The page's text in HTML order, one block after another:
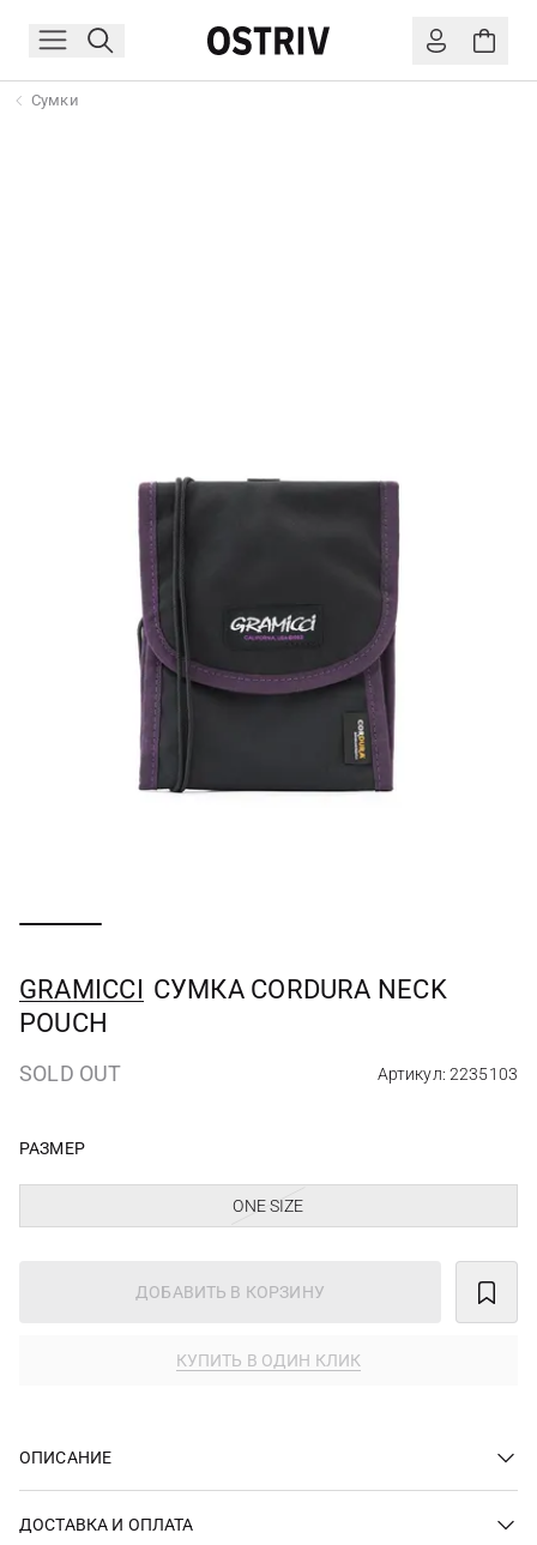
Сумки
GRAMICCI СУМКА CORDURA NECK
POUCH
SOLD OUT Артикул: 2235103
РАЗМЕР
ONE SIZE
ДОБАВИТЬ В КОРЗИНУ
КУПИТЬ В ОДИН КЛИК
ОПИСАНИЕ
ДОСТАВКА И ОПЛАТА